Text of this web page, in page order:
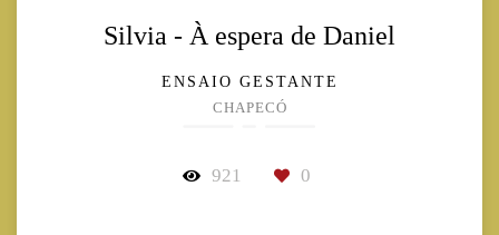
Silvia - À espera de Daniel
ENSAIO GESTANTE
CHAPECÓ
921 0